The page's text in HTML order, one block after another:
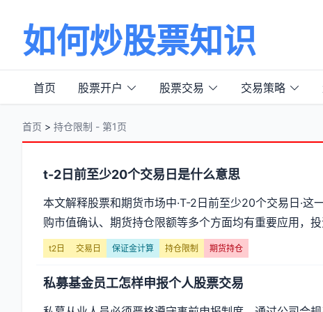
如何炒股票知识
首页 股票开户 股票交易 交易策略
首页 > 持仓限制 - 第1页
分
类
【持
仓
限
t-2日前至少20个交易日是什么意思
本文解释股票和期货市场中·T-2日前至少20个交易日·
购市值确认、期货持仓限额等多个方面均有重要应用，
t2日 交易日 保证金计算 持仓限制 期货持仓
私募基金员工怎样申报个人股票交易